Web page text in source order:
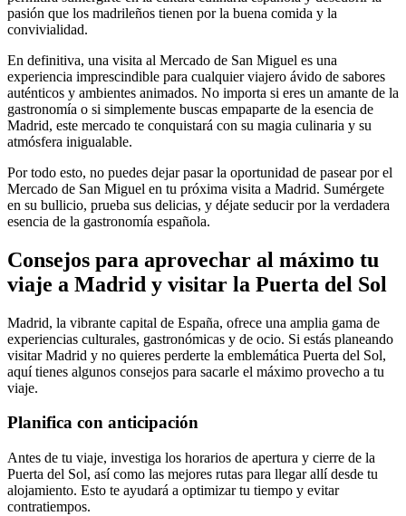
pasión que los madrileños tienen por la buena comida y la
convivialidad.
En definitiva, una visita al Mercado de San Miguel es una
experiencia imprescindible para cualquier viajero ávido de sabores
auténticos y ambientes animados. No importa si eres un amante de la
gastronomía o si simplemente buscas empaparte de la esencia de
Madrid, este mercado te conquistará con su magia culinaria y su
atmósfera inigualable.
Por todo esto, no puedes dejar pasar la oportunidad de pasear por el
Mercado de San Miguel en tu próxima visita a Madrid. Sumérgete
en su bullicio, prueba sus delicias, y déjate seducir por la verdadera
esencia de la gastronomía española.
Consejos para aprovechar al máximo tu
viaje a Madrid y visitar la Puerta del Sol
Madrid, la vibrante capital de España, ofrece una amplia gama de
experiencias culturales, gastronómicas y de ocio. Si estás planeando
visitar Madrid y no quieres perderte la emblemática Puerta del Sol,
aquí tienes algunos consejos para sacarle el máximo provecho a tu
viaje.
Planifica con anticipación
Antes de tu viaje, investiga los horarios de apertura y cierre de la
Puerta del Sol, así como las mejores rutas para llegar allí desde tu
alojamiento. Esto te ayudará a optimizar tu tiempo y evitar
contratiempos.